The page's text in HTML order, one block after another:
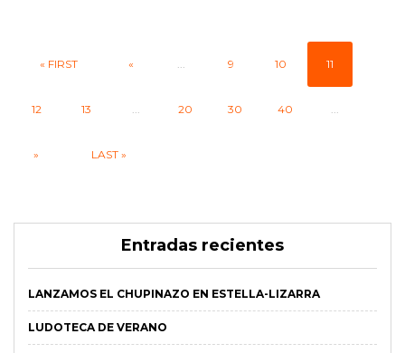
« FIRST « ... 9 10 11
12 13 ... 20 30 40 ...
» LAST »
Entradas recientes
LANZAMOS EL CHUPINAZO EN ESTELLA-LIZARRA
LUDOTECA DE VERANO